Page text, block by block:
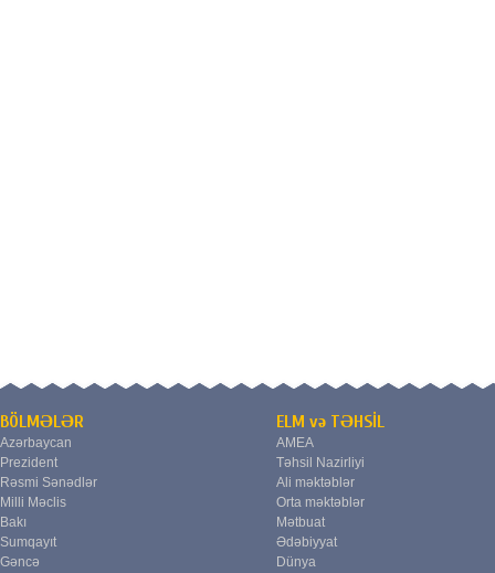
BÖLMƏLƏR
Azərbaycan
Prezident
Rəsmi Sənədlər
Milli Məclis
Bakı
Sumqayıt
Gəncə
ELM və TƏHSİL
AMEA
Təhsil Nazirliyi
Ali məktəblər
Orta məktəblər
Mətbuat
Ədəbiyyat
Dünya